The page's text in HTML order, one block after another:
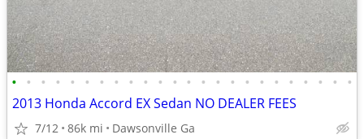
• • • • • • • • • • • • • • • • • • • • • • • •
2013 Honda Accord EX Sedan NO DEALER FEES
7/12 86k mi Dawsonville Ga